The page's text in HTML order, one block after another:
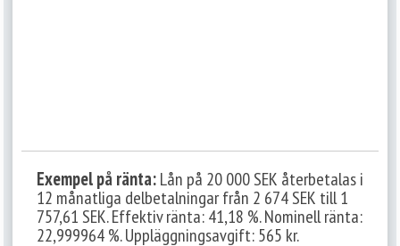
Exempel på ränta:Lån på 20 000 SEK återbetalas i
12 månatliga delbetalningar från 2 674 SEK till 1
757,61 SEK. Effektiv ränta: 41,18 %. Nominell ränta:
22,999964 %. Uppläggningsavgift: 565 kr.